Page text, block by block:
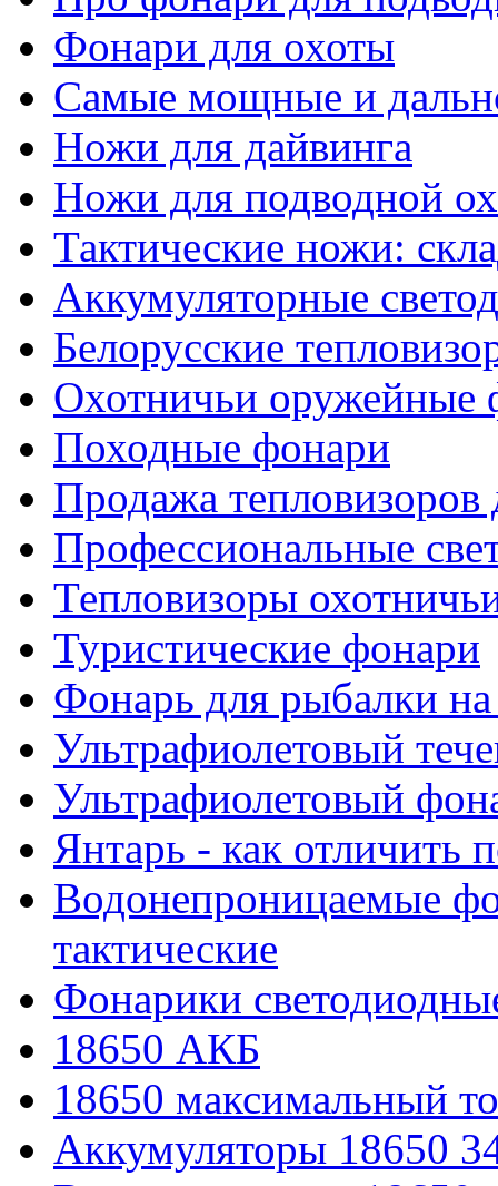
Фонари для охоты
Самые мощные и
Ножи для дайвинга
Ножи для подводной
Тактические ножи:
Аккумуляторные
Белорусские
Охотничьи оружейные
Походные фонари
Продажа тепловизоров
Профессиональные
Тепловизоры
Туристические фонари
Фонарь для рыбалки на
Ультрафиолетовый
Ультрафиолетовый
Янтарь - как отличить
Водонепроницаемые
тактические
Фонарики
18650 АКБ
18650 максимальный
Аккумуляторы 18650